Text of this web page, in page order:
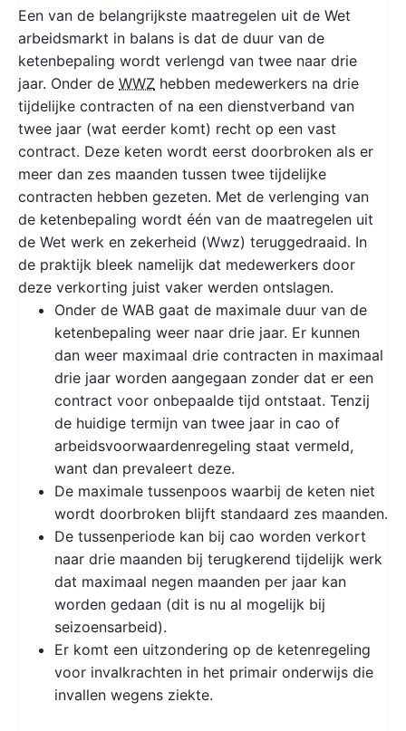
Een van de belangrijkste maatregelen uit de Wet
arbeidsmarkt in balans is dat de duur van de
ketenbepaling wordt verlengd van twee naar drie
jaar. Onder de WWZ hebben medewerkers na drie
tijdelijke contracten of na een dienstverband van
twee jaar (wat eerder komt) recht op een vast
contract. Deze keten wordt eerst doorbroken als er
meer dan zes maanden tussen twee tijdelijke
contracten hebben gezeten. Met de verlenging van
de ketenbepaling wordt één van de maatregelen uit
de Wet werk en zekerheid (Wwz) teruggedraaid. In
de praktijk bleek namelijk dat medewerkers door
deze verkorting juist vaker werden ontslagen.
Onder de WAB gaat de maximale duur van de
ketenbepaling weer naar drie jaar. Er kunnen
dan weer maximaal drie contracten in maximaal
drie jaar worden aangegaan zonder dat er een
contract voor onbepaalde tijd ontstaat. Tenzij
de huidige termijn van twee jaar in cao of
arbeidsvoorwaardenregeling staat vermeld,
want dan prevaleert deze.
De maximale tussenpoos waarbij de keten niet
wordt doorbroken blijft standaard zes maanden.
De tussenperiode kan bij cao worden verkort
naar drie maanden bij terugkerend tijdelijk werk
dat maximaal negen maanden per jaar kan
worden gedaan (dit is nu al mogelijk bij
seizoensarbeid).
Er komt een uitzondering op de ketenregeling
voor invalkrachten in het primair onderwijs die
invallen wegens ziekte.